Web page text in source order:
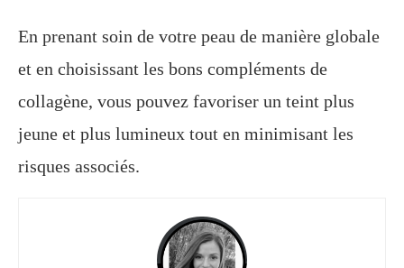
En prenant soin de votre peau de manière globale
et en choisissant les bons compléments de
collagène, vous pouvez favoriser un teint plus
jeune et plus lumineux tout en minimisant les
risques associés.